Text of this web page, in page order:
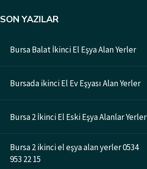
SON YAZILAR
Bursa Balat İkinci El Eşya Alan Yerler
Bursada ikinci El Ev Eşyası Alan Yerler
Bursa 2 İkinci El Eski Eşya Alanlar Yerler
Bursa 2 ikinci el eşya alan yerler 0534
953 22 15